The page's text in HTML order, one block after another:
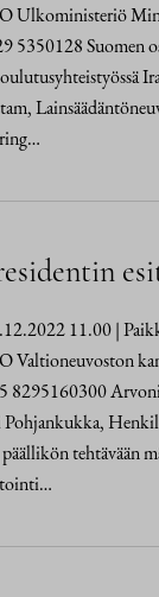
Ulkoministeriö
5350128 Suomen
11.00 |
Valtioneuvoston
8295160300
tehtävään